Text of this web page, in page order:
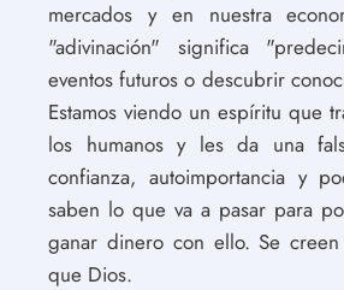
mercados y en nuestra
"adivinación" significa
eventos futuros o descubrir
Estamos viendo un espíritu que
los humanos y les da una
confianza, autoimportancia y
saben lo que va a pasar para
ganar dinero con ello. Se creen
que Dios.